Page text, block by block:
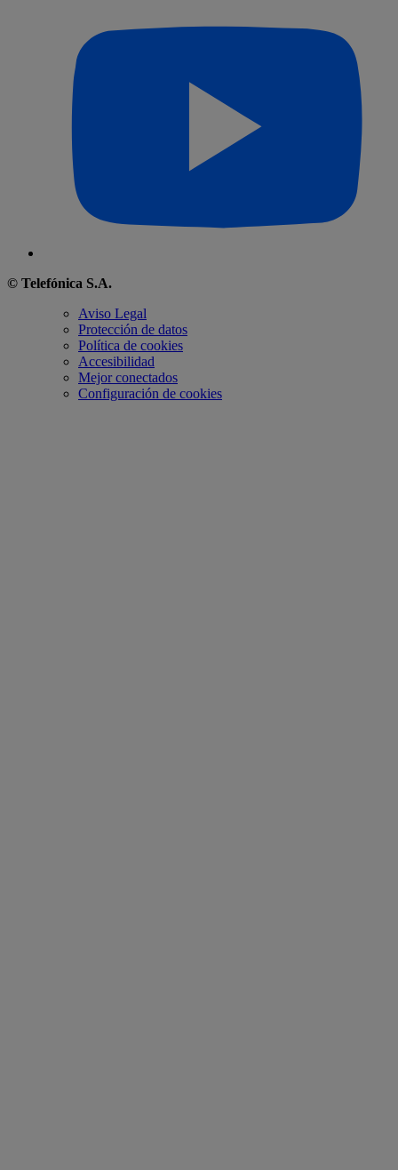
© Telefónica S.A.
Aviso Legal
Protección de datos
Política de cookies
Accesibilidad
Mejor conectados
Configuración de cookies